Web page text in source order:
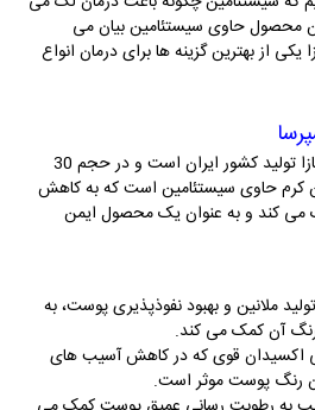
محصول حاوی سیستئامین بیان می
یکی از بهترین گزینه ها برای درمان انواع
محصول سیسپرسازا تولید کشور ایران است و در حجم 30
کرم حاوی سیستئامین است که به کاهش
کند و به عنوان یک محصول ایمن
ملانین و بهبود نفوذپذیری پوست، به
آن کمک می‌ کند.
‌اکسیدان قوی که در کاهش آسیب ‌های
رنگ پوست موثر است.